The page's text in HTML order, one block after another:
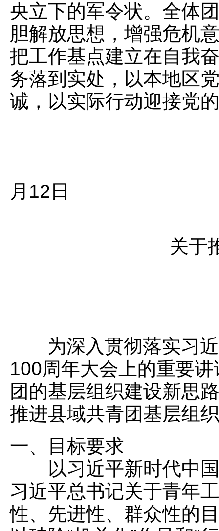
央立下的军令状。全体
胆解放思想，增强危机
把工作基点建立在自我
务落到实处，以本地区
诚，以实际行动迎接党
月12日
关于
为深入贯彻落实习近
100周年大会上的重要
团的基层组织建设新思
推进县域共青团基层组
一、目标要求
以习近平新时代中国
习近平总书记关于青年
性、先进性、群众性的